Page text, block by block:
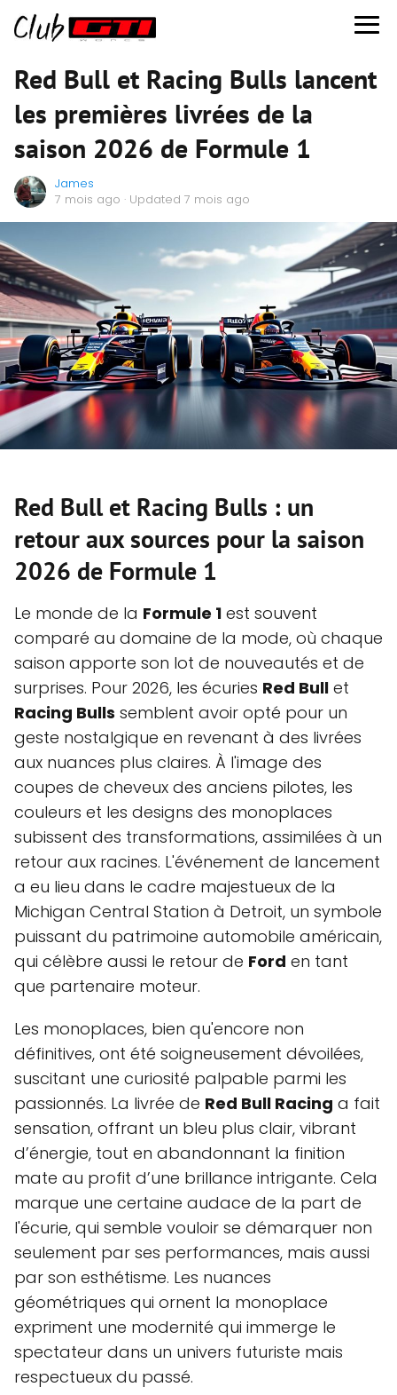
Red Bull et Racing Bulls lancent
les premières livrées de la
saison 2026 de Formule 1
James
7 mois ago · Updated 7 mois ago
Red Bull et Racing Bulls : un
retour aux sources pour la saison
2026 de Formule 1
Le monde de la Formule 1 est souvent
comparé au domaine de la mode, où chaque
saison apporte son lot de nouveautés et de
surprises. Pour 2026, les écuries Red Bull et
Racing Bulls semblent avoir opté pour un
geste nostalgique en revenant à des livrées
aux nuances plus claires. À l'image des
coupes de cheveux des anciens pilotes, les
couleurs et les designs des monoplaces
subissent des transformations, assimilées à un
retour aux racines. L'événement de lancement
a eu lieu dans le cadre majestueux de la
Michigan Central Station à Detroit, un symbole
puissant du patrimoine automobile américain,
qui célèbre aussi le retour de Ford en tant
que partenaire moteur.
Les monoplaces, bien qu'encore non
définitives, ont été soigneusement dévoilées,
suscitant une curiosité palpable parmi les
passionnés. La livrée de Red Bull Racing a fait
sensation, offrant un bleu plus clair, vibrant
d’énergie, tout en abandonnant la finition
mate au profit d’une brillance intrigante. Cela
marque une certaine audace de la part de
l'écurie, qui semble vouloir se démarquer non
seulement par ses performances, mais aussi
par son esthétisme. Les nuances
géométriques qui ornent la monoplace
expriment une modernité qui immerge le
spectateur dans un univers futuriste mais
respectueux du passé.